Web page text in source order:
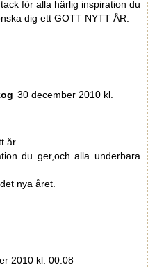
för alla härlig inspiration du
dig ett GOTT NYTT ÅR.
30 december 2010 kl.
år.
du ger,och alla underbara
nya året.
2010 kl. 00:08